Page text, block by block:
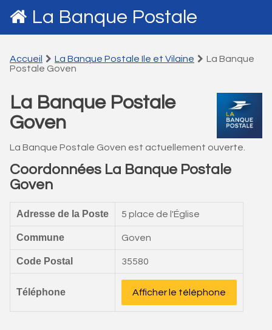
La Banque Postale
Accueil La Banque Postale Ile et Vilaine
La Banque
Postale Goven
La Banque Postale
Goven
La Banque Postale Goven est actuellement ouverte.
Coordonnées La Banque Postale
Goven
Adresse de la Poste 5 place de l'Église
Commune Goven
Code Postal 35580
Téléphone Afficher le téléphone